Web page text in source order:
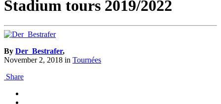
Stadium tours 2019/2022
By Der_Bestrafer,
November 2, 2018 in Tournées
Share